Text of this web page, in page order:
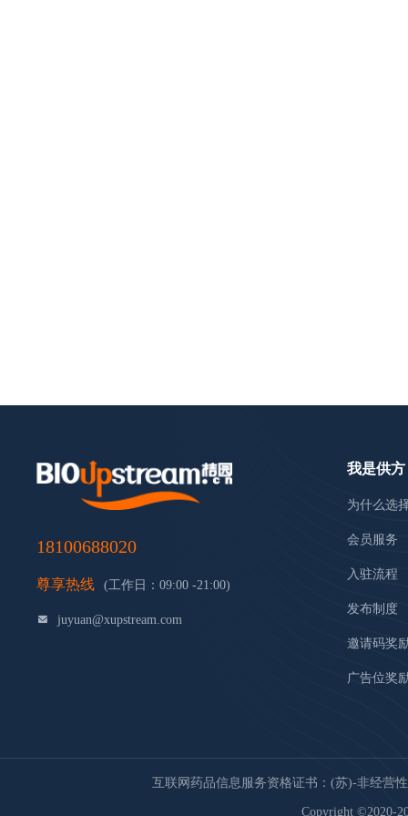
18100688020
尊享热线 (工作日：09:00 -21:00)
juyuan@xupstream.com
我是供方
为什么选
会员服务
入驻流程
发布制度
邀请码奖
广告位奖
互联网药品信息服务资格证书：(苏)-非经营性
Copyright ©2020-